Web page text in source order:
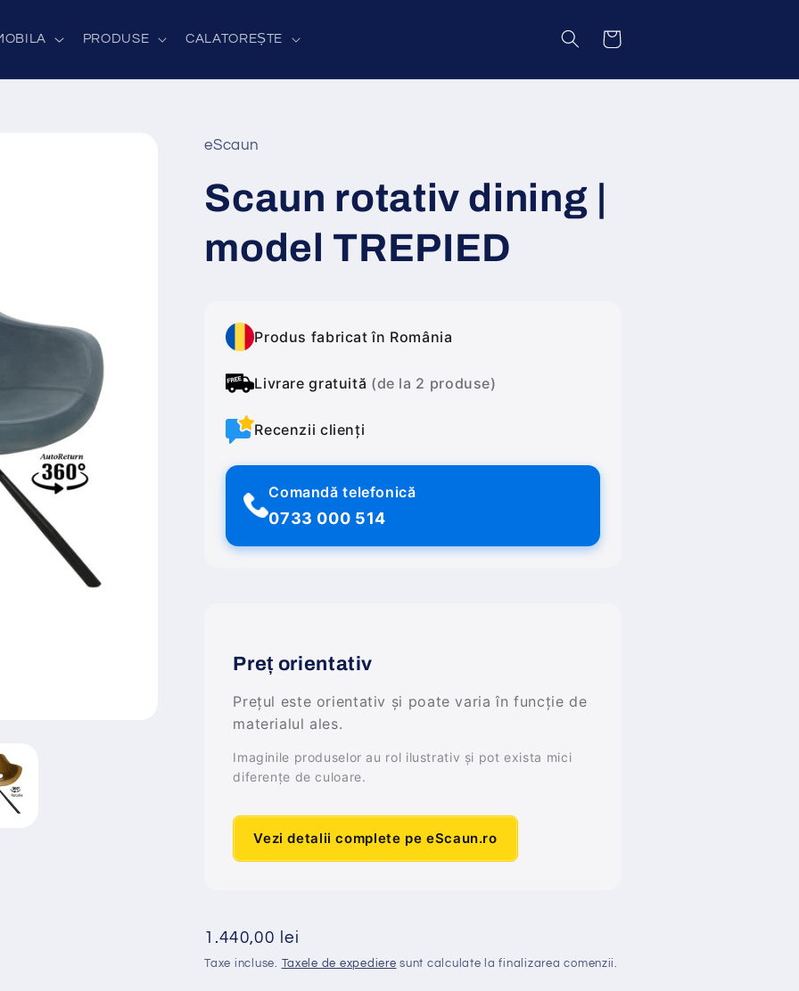
PRODUSE CALATOREȘTE Coș
eScaun
Scaun rotativ dining |
model TREPIED
Produs fabricat în România
Livrare gratuită (de la 2 produse)
Recenzii clienți
Comandă telefonică
0733 000 514
Preț orientativ
Prețul este orientativ și poate varia în funcție de
materialul ales.
Imaginile produselor au rol ilustrativ și pot exista mici
diferențe de culoare.
Vezi detalii complete pe eScaun.ro
Preț
obișnuit
1.440,00 lei
Taxe incluse. Taxele de expediere sunt calculate la finalizarea comenzii.